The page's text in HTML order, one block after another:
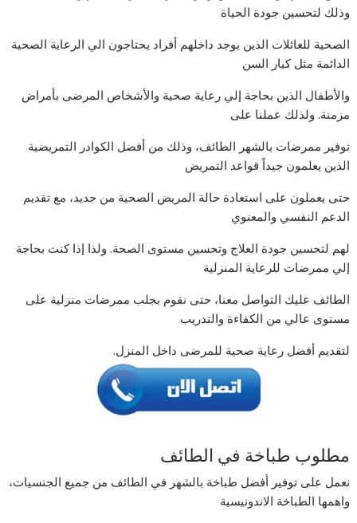
وذلك لتحسين جودة الحياة
الصحية للعائلات الذين يوجد داخلهم أفراد يحتاجون الي الرعاية الصحية
الدائمة مثل كبار السن
والأطفال الذين بحاجة إلي رعاية صحية والأشخاص المرضى بأمراض
مزمنة. ولذلك عملنا على
توفير ممرضات بالشهر الطائف، وذلك من أفضل الكوادر التمريضية
الذين يعلمون جيداً قواعد التمريض
حتى يعملون على استعادة حالة المريض الصحية من جديد، مع تقديم
الدعم النفسي والمعنوي
لهم لتحسين جودة العلاج وتحسين مستوى الصحة. ولذا إذا كنت بحاجة
إلي ممرضات للرعاية المنزلية
الطائف عليك التواصل معنا، حتى نقوم بجلب ممرضات منزلية على
مستوى عالي من الكفاءة والتدريب
لتقديم أفضل رعاية صحية للمرضى داخل المنزل.
مطلوب طباخة في الطائف
نعمل على توفير أفضل طباخة بالشهر في الطائف من جميع الجنسيات،
واهمها الطباخة الاندونيسية